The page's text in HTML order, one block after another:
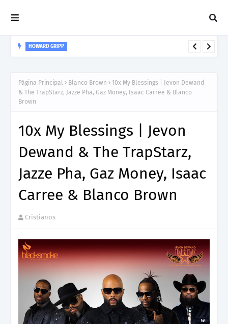
HOWARD GRIPP
Página Principal Blanco Brown
10x My Blessings | Jevon Dewand
& The TrapStarz, Jazze Pha, Gaz Money, Isaac Carree & Blanco
Brown
10x My Blessings | Jevon
Dewand & The TrapStarz,
Jazze Pha, Gaz Money, Isaac
Carree & Blanco Brown
Cristianos